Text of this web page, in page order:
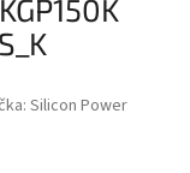
Silicon Power